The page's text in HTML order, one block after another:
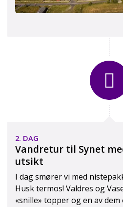
2. DAG
Vandretur til Synet
utsikt
I dag smører vi med
Husk termos! Valdres og
«snille» topper og en av dem